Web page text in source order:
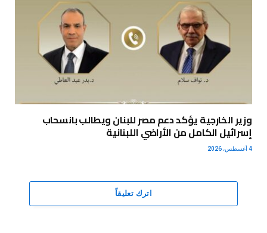
وزير الخارجية يؤكد دعم مصر للبنان ويطالب بانسحاب
إسرائيل الكامل من الأراضي اللبنانية
4 أغسطس، 2026
اترك تعليقاً